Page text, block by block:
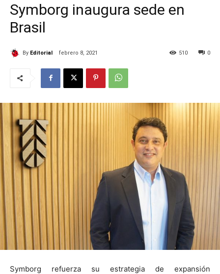
Symborg inaugura sede en
Brasil
By Editorial febrero 8, 2021 0
510
Symborg refuerza su estrategia de expansión